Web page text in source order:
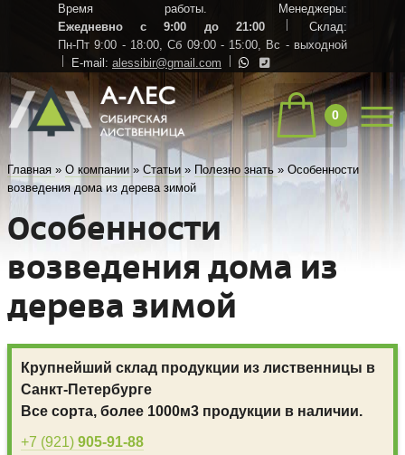
Время работы. Менеджеры:
Ежедневно с 9:00 до 21:00
Склад:
Пн-Пт 9:00 - 18:00, Сб 09:00 - 15:00, Вс - выходной
E-mail: alessibir@gmail.com
0
Главная » О компании » Статьи » Полезно знать » Особенности
возведения дома из дерева зимой
Особенности
возведения дома из
дерева зимой
Крупнейший склад продукции из лиственницы в
Санкт-Петербурге
Все сорта, более 1000м3 продукции в наличии.
+7 (921) 905-91-88